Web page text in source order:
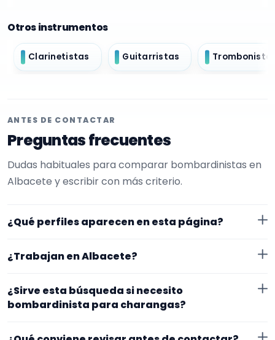
Otros instrumentos
Clarinetistas Guitarristas
ANTES DE CONTACTAR
Preguntas frecuentes
Dudas habituales para comparar bombardinistas en
Albacete y escribir con más criterio.
¿Qué perfiles aparecen en esta página?
en EncuentraMúsico. La selección está filtrada por
experiencia o disponibilidad para charangas. Además,
la página se centra en perfiles que trabajan en
¿Trabajan en Albacete?
en Albacete. Aun así, conviene confirmar lugar
de cerrar nada.
¿Sirve esta búsqueda si necesito
bombardinista para charangas?